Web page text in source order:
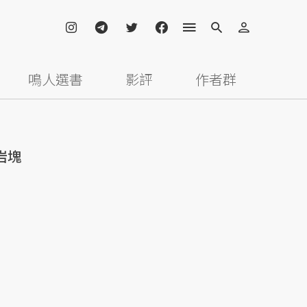
鳴人選書 影評 作者群
塊